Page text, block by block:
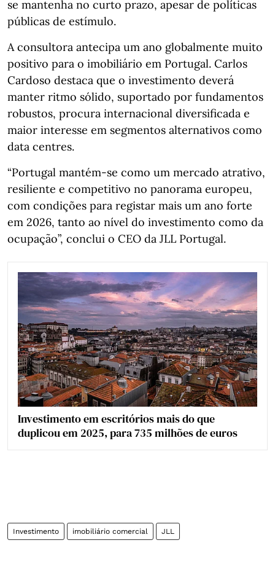
se mantenha no curto prazo, apesar de políticas
públicas de estímulo.
A consultora antecipa um ano globalmente muito
positivo para o imobiliário em Portugal. Carlos
Cardoso destaca que o investimento deverá
manter ritmo sólido, suportado por fundamentos
robustos, procura internacional diversificada e
maior interesse em segmentos alternativos como
data centres.
“Portugal mantém‑se como um mercado atrativo,
resiliente e competitivo no panorama europeu,
com condições para registar mais um ano forte
em 2026, tanto ao nível do investimento como da
ocupação”, conclui o CEO da JLL Portugal.
Investimento em escritórios mais do que
duplicou em 2025, para 735 milhões de euros
Investimento imobiliário comercial JLL